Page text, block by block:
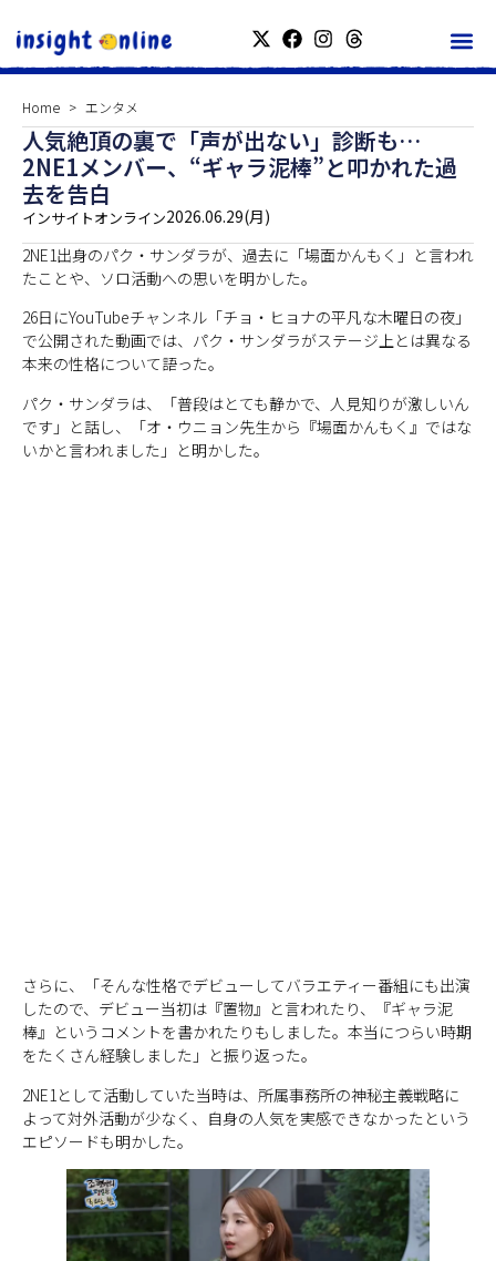
Home エンタメ
人気絶頂の裏で「声が出ない」診断も…
2NE1メンバー、“ギャラ泥棒”と叩かれた過
去を告白
インサイトオンライン2026.06.29(月)
2NE1出身のパク・サンダラが、過去に「場面かんもく」と言われ
たことや、ソロ活動への思いを明かした。
26日にYouTubeチャンネル「チョ・ヒョナの平凡な木曜日の夜」
で公開された動画では、パク・サンダラがステージ上とは異なる
本来の性格について語った。
パク・サンダラは、「普段はとても静かで、人見知りが激しいん
です」と話し、「オ・ウニョン先生から『場面かんもく』ではな
いかと言われました」と明かした。
さらに、「そんな性格でデビューしてバラエティー番組にも出演
したので、デビュー当初は『置物』と言われたり、『ギャラ泥
棒』というコメントを書かれたりもしました。本当につらい時期
をたくさん経験しました」と振り返った。
2NE1として活動していた当時は、所属事務所の神秘主義戦略に
よって対外活動が少なく、自身の人気を実感できなかったという
エピソードも明かした。